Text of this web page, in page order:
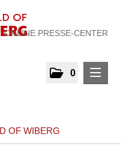
ONLINE PRESSE-CENTER
0
OF WIBERG